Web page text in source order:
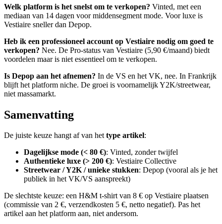
Welk platform is het snelst om te verkopen? Vinted, met een
mediaan van 14 dagen voor middensegment mode. Voor luxe is
Vestiaire sneller dan Depop.
Heb ik een professioneel account op Vestiaire nodig om goed te
verkopen? Nee. De Pro-status van Vestiaire (5,90 €/maand) biedt
voordelen maar is niet essentieel om te verkopen.
Is Depop aan het afnemen? In de VS en het VK, nee. In Frankrijk
blijft het platform niche. De groei is voornamelijk Y2K/streetwear,
niet massamarkt.
Samenvatting
De juiste keuze hangt af van hettype artikel:
Dagelijkse mode (< 80 €): Vinted, zonder twijfel
Authentieke luxe (> 200 €): Vestiaire Collective
Streetwear / Y2K / unieke stukken: Depop (vooral als je het
publiek in het VK/VS aanspreekt)
De slechtste keuze: een H&M t-shirt van 8 € op Vestiaire plaatsen
(commissie van 2 €, verzendkosten 5 €, netto negatief). Pas het
artikel aan het platform aan, niet andersom.